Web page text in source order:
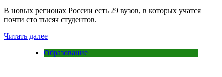
В новых регионах России есть 29 вузов, в которых учатся
почти сто тысяч студентов.
Читать далее
Образование